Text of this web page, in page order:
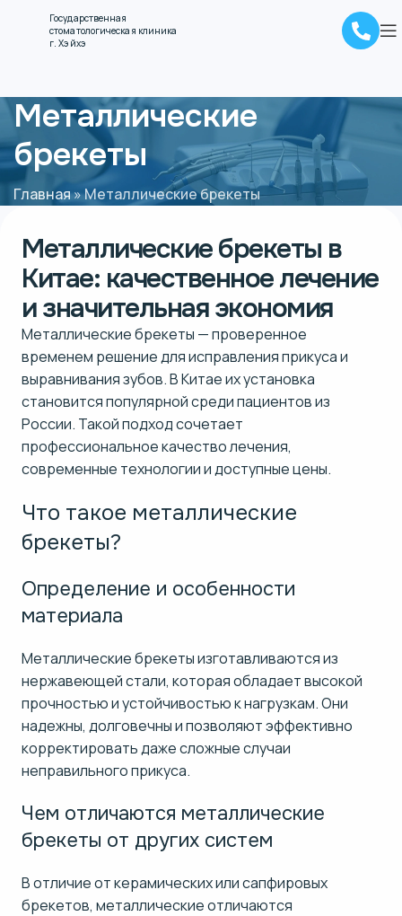
Государственная
стоматологическая клиника
г. Хэйхэ
Металлические
брекеты
Главная»Металлические брекеты
Металлические брекеты в
Китае: качественное лечение
и значительная экономия
Металлические брекеты — проверенное
временем решение для исправления прикуса и
выравнивания зубов. В Китае их установка
становится популярной среди пациентов из
России. Такой подход сочетает
профессиональное качество лечения,
современные технологии и доступные цены.
Что такое металлические
брекеты?
Определение и особенности
материала
Металлические брекеты изготавливаются из
нержавеющей стали, которая обладает высокой
прочностью и устойчивостью к нагрузкам. Они
надежны, долговечны и позволяют эффективно
корректировать даже сложные случаи
неправильного прикуса.
Чем отличаются металлические
брекеты от других систем
В отличие от керамических или сапфировых
брекетов, металлические отличаются